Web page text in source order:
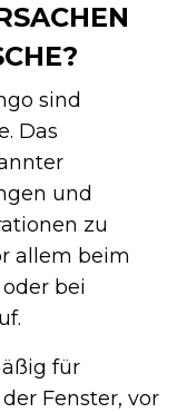
sind
Das
und
zu
allem beim
bei
für
Fenster, vor